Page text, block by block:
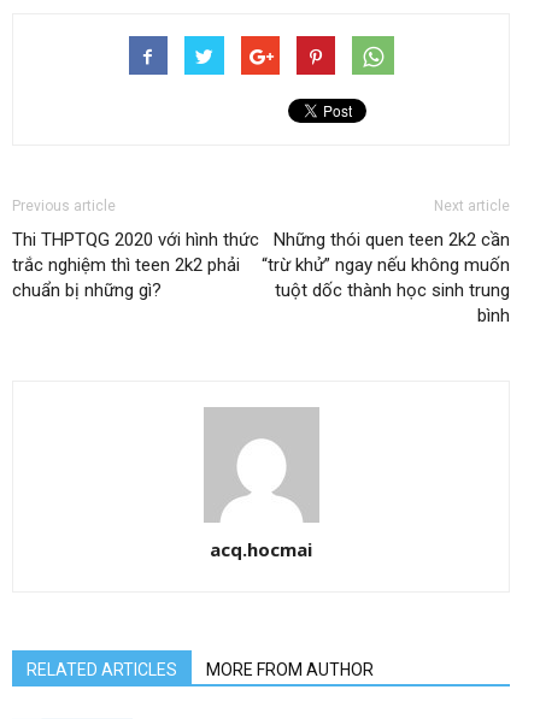
Previous article
Thi THPTQG 2020 với hình thức
trắc nghiệm thì teen 2k2 phải
chuẩn bị những gì?
Next article
Những thói quen teen 2k2 cần
“trừ khử” ngay nếu không muốn
tuột dốc thành học sinh trung
bình
acq.hocmai
RELATED ARTICLES MORE FROM AUTHOR